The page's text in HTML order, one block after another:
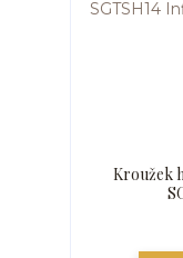
Kroužek